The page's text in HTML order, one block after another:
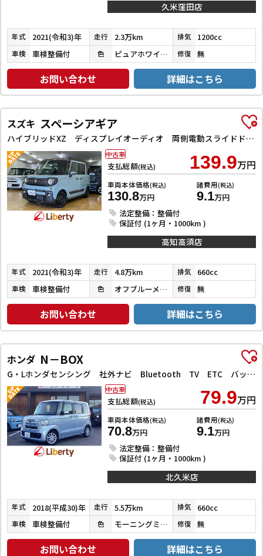
久米窪田店
年式 2021(令和3)年 走行 2.3万km 排気 1200cc
車検 車検整備付 色 ピュアホワイトパール 修復 無
お問い合わせ 詳細はこちら
スズキ スペーシアギア
ハイブリッドXZ ディスプレイオーディオ 両側電動スライドドア クリアランスソナー オートクルーズコントロール レーンアシスト 衝突被害軽減システム オートライト LEDヘッドランプ スマートキー ルーフレール
支払総額(税込) 139.9万円
車両本体価格(税込)
130.8万円
諸費用(税込)
9.1万円
法定整備：整備付
保証付 (1ヶ月・1000km )
中古車
高知高須店
年式 2021(令和3)年 走行 4.8万km 排気 660cc
車検 車検整備付 色 オフブルーメタリック／ミネラルグレーメタリック 修復 無
お問い合わせ 詳細はこちら
ホンダ N－BOX
G・Lホンダセンシング 社外ナビ Bluetooth TV ETC バックカメラ 片側電動スライドドア クリアランスソナー オートクルーズコントロール レーンアシスト 衝突被害軽減システム スマートキー アイドリングストップ
支払総額(税込) 79.9万円
車両本体価格(税込)
70.8万円
諸費用(税込)
9.1万円
法定整備：整備付
保証付 (1ヶ月・1000km )
中古車
北久米店
年式 2018(平成30)年 走行 5.5万km 排気 660cc
車検 車検整備付 色 モーニングミストブルーメタリック 修復 無
お問い合わせ 詳細はこちら